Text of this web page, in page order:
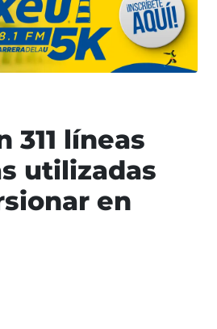
311 líneas
utilizadas
en